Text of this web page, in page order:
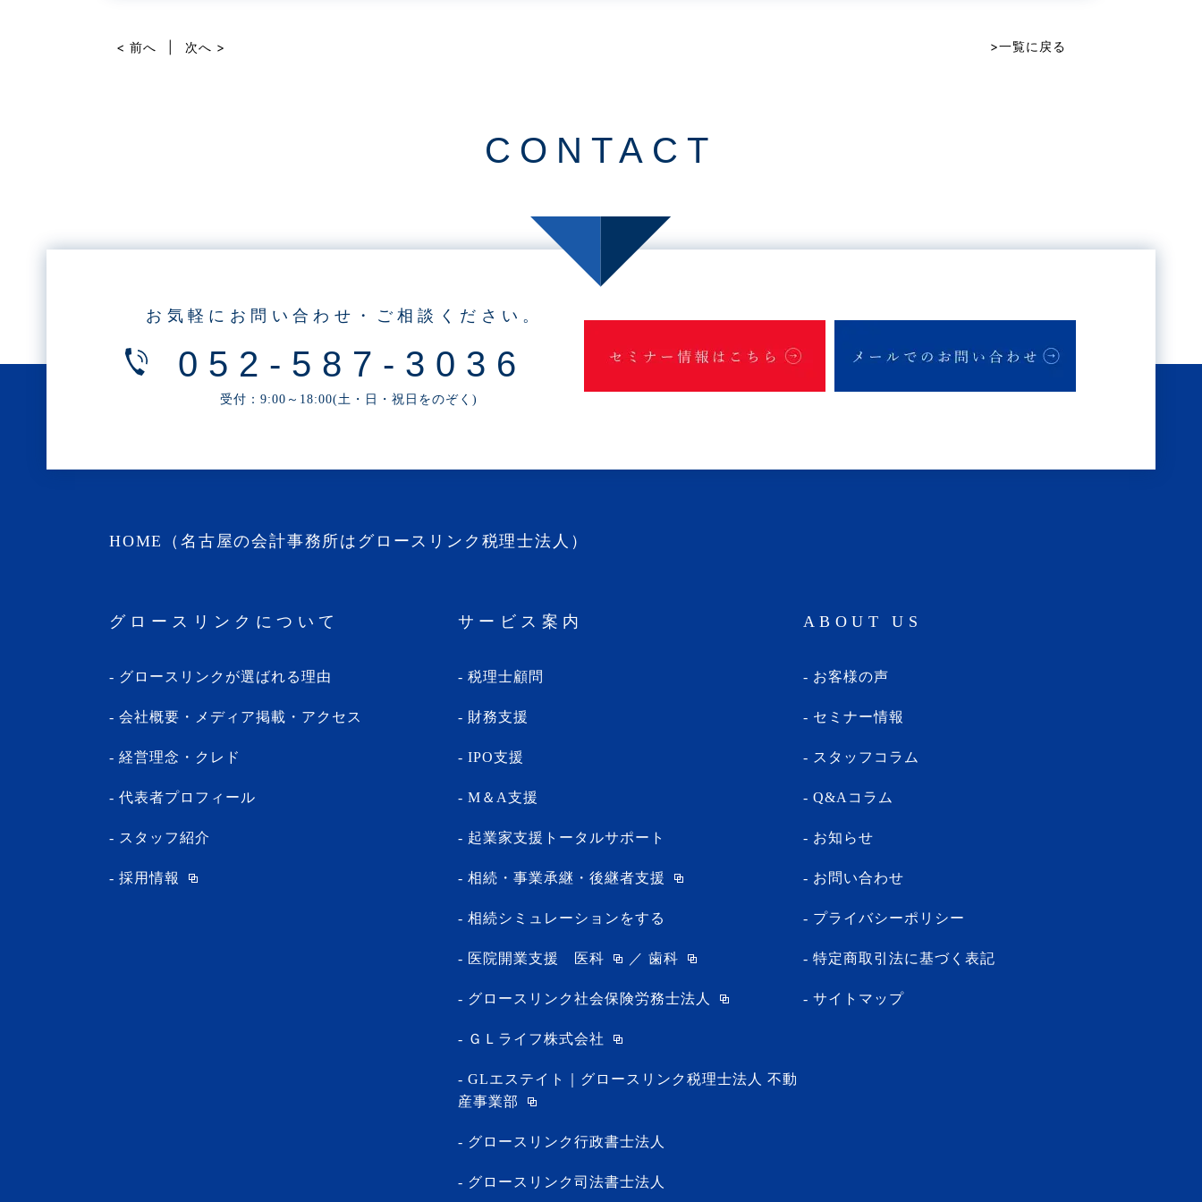
e
b
>一覧に戻る
< 前へ 次へ >
CONTACT
お気軽にお問い合わせ・ご相談ください。
052-587-3036
受付：9:00～18:00(土・日・祝日をのぞく)
HOME（名古屋の会計事務所はグロースリンク税理士法人）
グロースリンクについて
グロースリンクが選ばれる理由
会社概要・メディア掲載・アクセス
経営理念・クレド
代表者プロフィール
スタッフ紹介
採用情報
サービス案内
税理士顧問
財務支援
IPO支援
M＆A支援
起業家支援トータルサポート
相続・事業承継・後継者支援
相続シミュレーションをする
医院開業支援 医科 ／ 歯科
グロースリンク社会保険労務士法人
ＧＬライフ株式会社
GLエステイト｜グロースリンク税理士法人 不動
産事業部
グロースリンク行政書士法人
グロースリンク司法書士法人
ABOUT US
お客様の声
セミナー情報
スタッフコラム
Q&Aコラム
お知らせ
お問い合わせ
プライバシーポリシー
特定商取引法に基づく表記
サイトマップ